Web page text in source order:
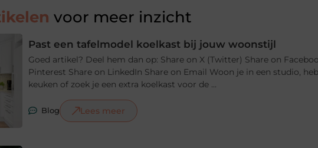
voor meer inzicht
Past een tafelmodel koelkast bij jouw woonstijl
Goed artikel? Deel hem dan op: Share on X (Twitter) Share on
Pinterest Share on LinkedIn Share on Email Woon je in een studio,
keuken of zoek je een extra koelkast voor de ...
Blog Lees meer